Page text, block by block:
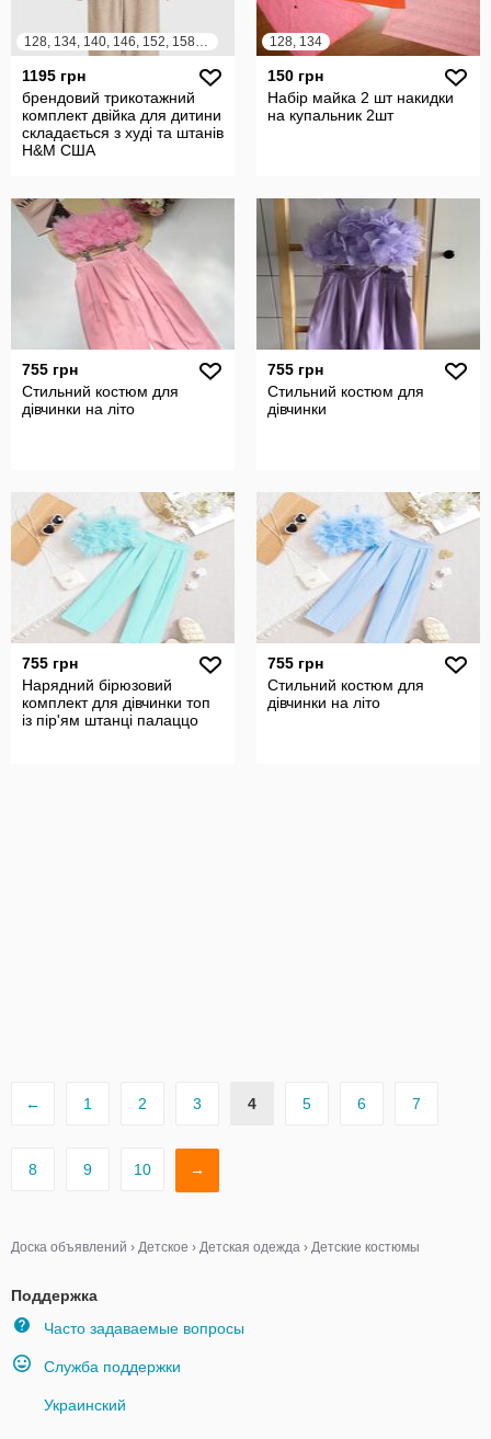
128, 134, 140, 146, 152, 158, 164
1195 грн
брендовий трикотажний
комплект двійка для дитини
складається з худі та штанів
H&M США
128, 134
150 грн
Набір майка 2 шт накидки
на купальник 2шт
755 грн
Стильний костюм для
дівчинки на літо
755 грн
Стильний костюм для
дівчинки
755 грн
Нарядний бірюзовий
комплект для дівчинки топ
із пір'ям штанці палаццо
755 грн
Стильний костюм для
дівчинки на літо
← 1 2 3 4 5 6 7
8 9 10 →
Доска объявлений › Детское › Детская одежда › Детские костюмы
Поддержка
Часто задаваемые вопросы
Служба поддержки
Украинский